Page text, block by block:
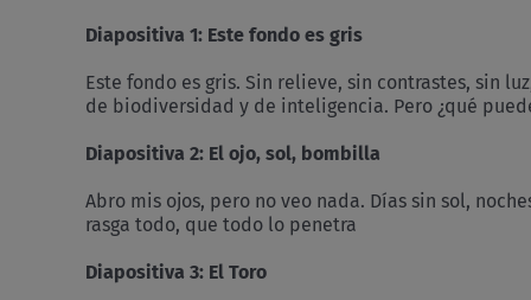
Diapositiva 1: Este fondo es gris
Este fondo es gris. Sin relieve, sin contrastes, sin
de biodiversidad y de inteligencia. Pero ¿qué
Diapositiva 2: El ojo, sol, bombilla
Abro mis ojos, pero no veo nada. Días sin sol,
rasga todo, que todo lo penetra
Diapositiva 3: El Toro